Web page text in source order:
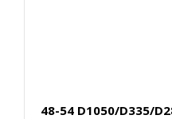
48-54 D1050/D335/